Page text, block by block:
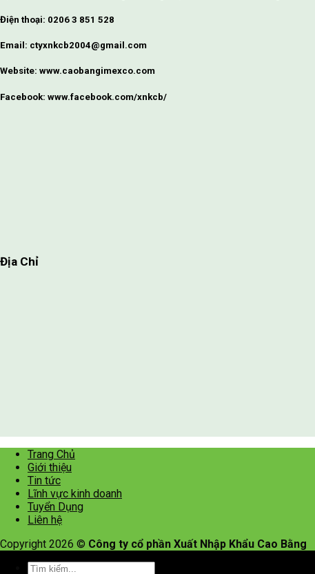
Điện thoại: 0206 3 851 528
Email: ctyxnkcb2004@gmail.com
Website: www.caobangimexco.com
Facebook: www.facebook.com/xnkcb/
Địa Chỉ
Trang Chủ
Giới thiệu
Tin tức
Lĩnh vực kinh doanh
Tuyển Dụng
Liên hệ
Copyright 2026 © Công ty cổ phần Xuất Nhập Khẩu Cao Bằng